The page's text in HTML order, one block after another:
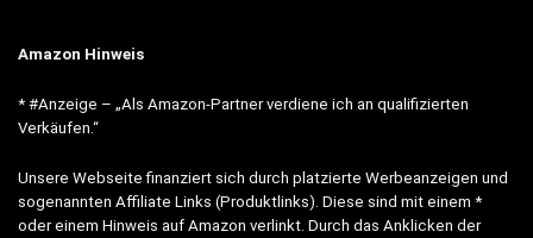
Amazon Hinweis
* #Anzeige – „Als Amazon-Partner verdiene ich an qualifizierten
Verkäufen.“
Unsere Webseite finanziert sich durch platzierte Werbeanzeigen und
sogenannten Affiliate Links (Produktlinks). Diese sind mit einem *
oder einem Hinweis auf Amazon verlinkt. Durch das Anklicken der